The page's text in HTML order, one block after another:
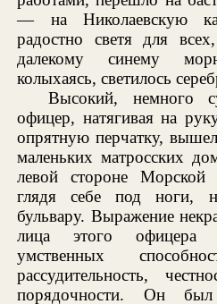
— на Николаевскую
радостно светя для
далекому синему
колыхаясь, светилось
Высокий, немного
офицер, натягивая на
опрятную перчатку,
маленьких матросских
левой стороне
глядя себе под ноги,
бульвару. Выражение
лица этого офицера
умственных
рассудительность,
порядочности. Он